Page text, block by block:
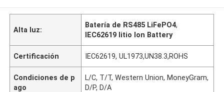
Alta luz:
Batería de RS485 LiFePO4,
IEC62619 litio Ion Battery
Certificación IEC62619, UL1973,UN38.3,ROHS
Condiciones de p
ago
L/C, T/T, Western Union, MoneyGram,
D/P, D/A